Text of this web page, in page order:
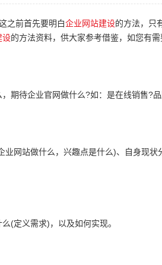
之前首先要明白企业网站建设的方法，只
设的方法资料，供大家参考借鉴，如您有需
期待企业官网做什么?如：是在线销售?
站做什么，兴趣点是什么)、自身现状
定义需求)，以及如何实现。